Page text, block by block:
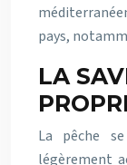
pays,
LA
La pêche
légèrement